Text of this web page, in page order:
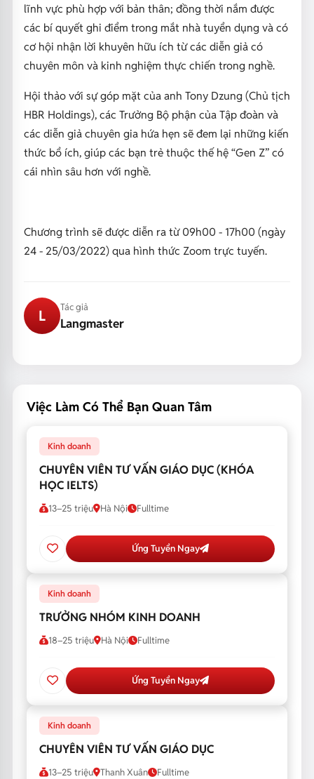
lĩnh vực phù hợp với bản thân; đồng thời nắm được
các bí quyết ghi điểm trong mắt nhà tuyển dụng và có
cơ hội nhận lời khuyên hữu ích từ các diễn giả có
chuyên môn và kinh nghiệm thực chiến trong nghề.
Hội thảo với sự góp mặt của anh Tony Dzung (Chủ tịch
HBR Holdings), các Trưởng Bộ phận của Tập đoàn và
các diễn giả chuyên gia hứa hẹn sẽ đem lại những kiến
thức bổ ích, giúp các bạn trẻ thuộc thế hệ “Gen Z” có
cái nhìn sâu hơn với nghề.
Chương trình sẽ được diễn ra từ 09h00 - 17h00 (ngày
24 - 25/03/2022) qua hình thức Zoom trực tuyến.
L Tác giả
Langmaster
Việc Làm Có Thể Bạn Quan Tâm
Kinh doanh
CHUYÊN VIÊN TƯ VẤN GIÁO DỤC (KHÓA
HỌC IELTS)
13–25 triệu Hà Nội Fulltime
Ứng Tuyển Ngay
Kinh doanh
TRƯỞNG NHÓM KINH DOANH
18–25 triệu Hà Nội Fulltime
Ứng Tuyển Ngay
Kinh doanh
CHUYÊN VIÊN TƯ VẤN GIÁO DỤC
13–25 triệu Thanh Xuân Fulltime